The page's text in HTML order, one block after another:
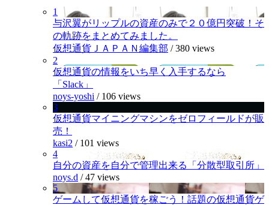
1
与沢翼がリップルの資産のみで２０億円突破！そ
の軌跡をまとめてみました。
仮想通貨ＪＡＰＡＮ編集部 /380 views
2
仮想通貨の情報をいち早く入手するなら
「Slack」
noys-yoshi / 106 views
3
仮想通貨マイニングマシンをゼロフィールドが販
売！
kasi2 / 101 views
4
自分の資産を自分で管理出来る「分散型取引所」
noys.d /47 views
5
ゲームして仮想通貨を稼ごう！話題の仮想通貨ゲ